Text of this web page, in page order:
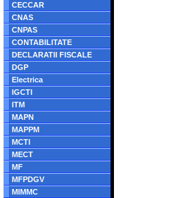
CECCAR
CNAS
CNPAS
CONTABILITATE
DECLARATII FISCALE
DGP
Electrica
IGCTI
ITM
MAPN
MAPPM
MCTI
MECT
MF
MFPDGV
MIMMC